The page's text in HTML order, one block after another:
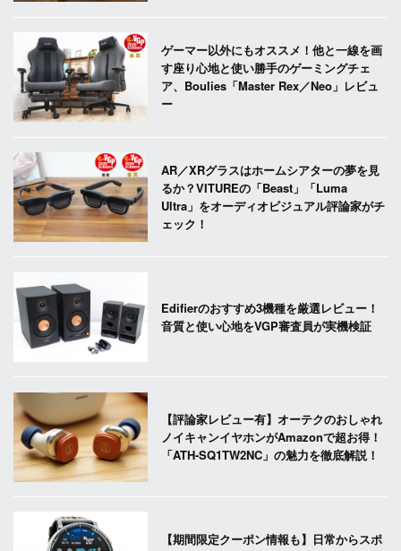
ゲーマー以外にもオススメ！他と一線を画
す座り心地と使い勝手のゲーミングチェ
ア、Boulies「Master Rex／Neo」レビュ
ー
AR／XRグラスはホームシアターの夢を見
るか？VITUREの「Beast」「Luma
Ultra」をオーディオビジュアル評論家がチ
ェック！
Edifierのおすすめ3機種を厳選レビュー！
音質と使い心地をVGP審査員が実機検証
【評論家レビュー有】オーテクのおしゃれ
ノイキャンイヤホンがAmazonで超お得！
「ATH-SQ1TW2NC」の魅力を徹底解説！
【期間限定クーポン情報も】日常からスポ